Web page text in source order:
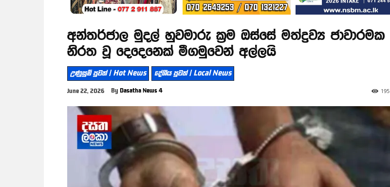
අන්තර්ජාල මුදල් හුවමාරු ක්‍රම ඔස්සේ මත්ද්‍රව්‍ය ජාවාරමක
නිරත වූ දෙදෙනෙක් මීගමුවෙන් අල්ලයි
උණුසුම් පුවත් | Hot News දේශීය පුවත් | Local News
June 22, 2026 By Dasatha News 4 195